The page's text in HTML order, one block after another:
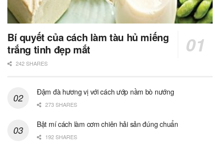
Bí quyết của cách làm tàu hủ miếng
trắng tinh đẹp mắt
242 SHARES
Đậm đà hương vị với cách ướp nầm bò nướng
273 SHARES
Bật mí cách làm cơm chiên hải sản đúng chuẩn
192 SHARES